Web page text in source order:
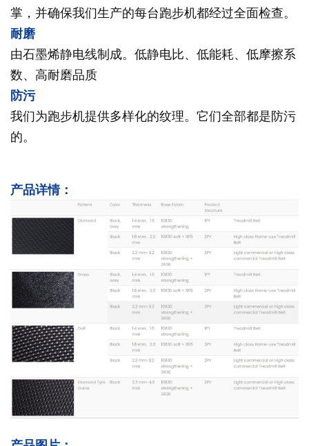
掌，并确保我们生产的每台跑步机都经过全面检查。
耐磨
由石墨烯静电线制成。低静电比、低能耗、低摩擦系
数、高耐磨品质
防污
我们为跑步机提供多样化的纹理。它们全部都是防污
的。
产品详情：